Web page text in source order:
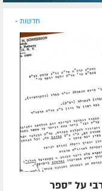
חדשות »
על "ספר